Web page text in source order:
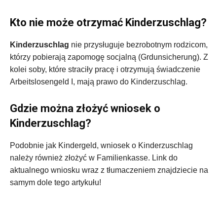
Kto nie może otrzymać Kinderzuschlag?
Kinderzuschlag nie przysługuje bezrobotnym rodzicom,
którzy pobierają zapomogę socjalną (Grdunsicherung). Z
kolei soby, które straciły pracę i otrzymują świadczenie
Arbeitslosengeld I, mają prawo do Kinderzuschlag.
Gdzie można złożyć wniosek o
Kinderzuschlag?
Podobnie jak Kindergeld, wniosek o Kinderzuschlag
należy również złożyć w Familienkasse. Link do
aktualnego wniosku wraz z tłumaczeniem znajdziecie na
samym dole tego artykułu!